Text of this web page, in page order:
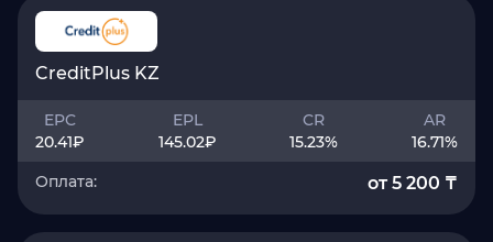
CreditPlus KZ
EPC
20.41₽
EPL
145.02₽
CR
15.23%
AR
16.71%
Оплата:
от 5 200 ₸